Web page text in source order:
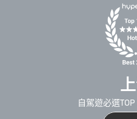
自駕遊必選